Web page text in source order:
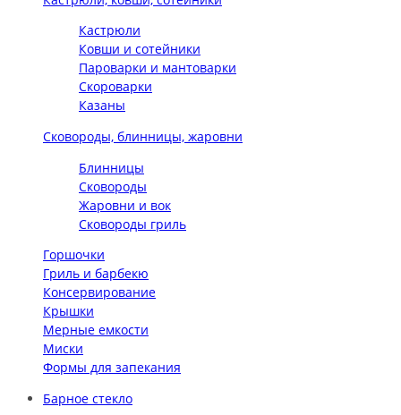
Кастрюли
Ковши и сотейники
Пароварки и мантоварки
Скороварки
Казаны
Сковороды, блинницы, жаровни
Блинницы
Сковороды
Жаровни и вок
Сковороды гриль
Горшочки
Гриль и барбекю
Консервирование
Крышки
Мерные емкости
Миски
Формы для запекания
Барное стекло